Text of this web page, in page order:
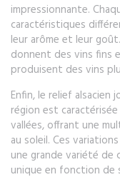
impressionnante.
caractéristiques
leur arôme et leur
donnent des vins fins
produisent des vins
Enfin, le relief alsacien
région est
vallées, offrant une
au soleil. Ces
une grande variété de
unique en fonction de